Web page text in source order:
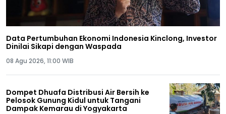
Data Pertumbuhan Ekonomi Indonesia Kinclong, Investor
Dinilai Sikapi dengan Waspada
08 Agu 2026, 11:00 WIB
Dompet Dhuafa Distribusi Air Bersih ke
Pelosok Gunung Kidul untuk Tangani
Dampak Kemarau di Yogyakarta